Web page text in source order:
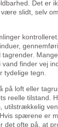
Det er
slidt, selv
finder vej
tegn.
på loft eller
reelle tilstand.
utilstrækkelig
spærene er
det ofte på, at